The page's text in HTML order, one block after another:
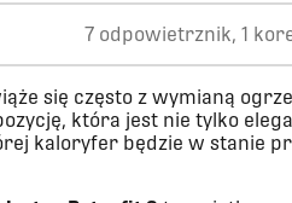
7 odpowietrznik, 1
się często z wymianą
która jest nie tylko
kaloryfer będzie w stanie